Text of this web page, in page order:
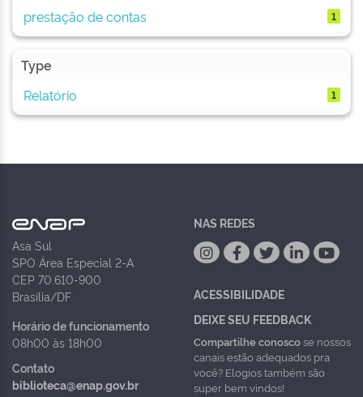
prestação de contas 1
Type
Relatório
1
Asa Sul
SPO Área Especial 2-A
CEP 70.610-900
Brasília/DF
Horário de funcionamento
08h00 às 18h00
Contato
biblioteca@enap.gov.br
NAS REDES
ACESSIBILIDADE
DEIXE SEU FEEDBACK
Compartilhe conoscose nossos
canais estão adequados pra
você? Elogios também são
super bem vindos!